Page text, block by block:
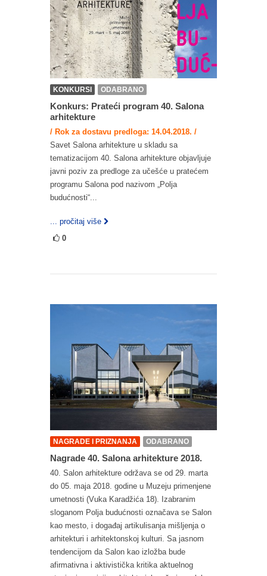
KONKURSI ODABRANO
Konkurs: Prateći program 40. Salona
arhitekture
/ Rok za dostavu predloga: 14.04.2018. /
Savet Salona arhitekture u skladu sa
tematizacijom 40. Salona arhitekture objavljuje
javni poziv za predloge za učešće u pratećem
programu Salona pod nazivom „Polja
budućnosti“...
... pročitaj više
0
NAGRADE I PRIZNANJA ODABRANO
Nagrade 40. Salona arhitekture 2018.
40. Salon arhitekture održava se od 29. marta
do 05. maja 2018. godine u Muzeju primenjene
umetnosti (Vuka Karadžića 18). Izabranim
sloganom Polja budućnosti označava se Salon
kao mesto, i događaj artikulisanja mišljenja o
arhitekturi i arhitektonskoj kulturi. Sa jasnom
tendencijom da Salon kao izložba bude
afirmativna i aktivistička kritika aktuelnog